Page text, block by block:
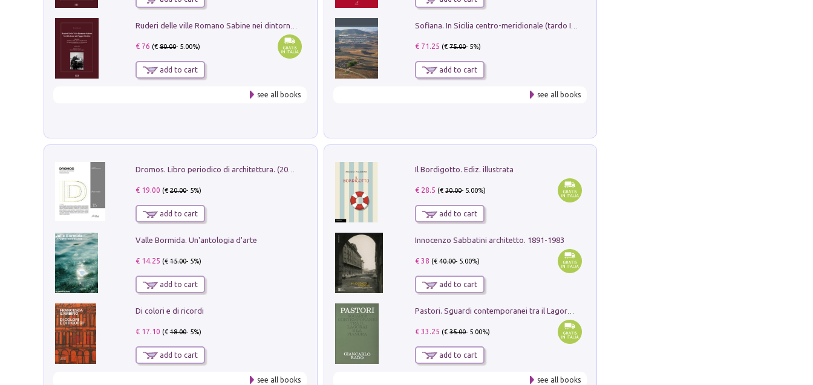
€ 76 (€80.00- 5.00%)
add to cart
see all books
€ 71.25 (€75.00- 5%)
add to cart
see all books
Dromos. Libro periodico di architettura. (2026). Vol. 15: Post-model
€ 19.00 (€20.00- 5%)
add to cart
Valle Bormida. Un'antologia d'arte
€ 14.25 (€15.00- 5%)
add to cart
Di colori e di ricordi
€ 17.10 (€18.00- 5%)
add to cart
see all books
Il Bordigotto. Ediz. illustrata
€ 28.5 (€30.00- 5.00%)
add to cart
Innocenzo Sabbatini architetto. 1891-1983
€ 38 (€40.00- 5.00%)
add to cart
€ 33.25 (€35.00- 5.00%)
add to cart
see all books